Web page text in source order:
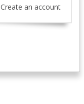
Create an account